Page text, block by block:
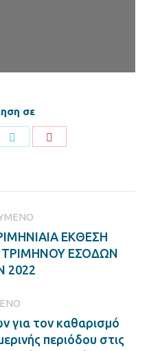
σε
ΕΚΘΕΣΗ
ΕΣΟΔΩΝ
2022
για τον καθαρισμό
περιόδου στις